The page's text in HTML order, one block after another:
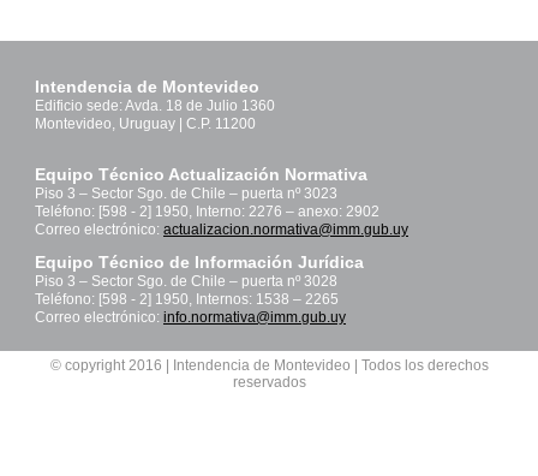
Intendencia de Montevideo
Edificio sede: Avda. 18 de Julio 1360
Montevideo, Uruguay | C.P. 11200
Equipo Técnico Actualización Normativa
Piso 3 – Sector Sgo. de Chile – puerta nº 3023
Teléfono: [598 - 2] 1950, Interno: 2276 – anexo: 2902
Correo electrónico: actualizacion.normativa@imm.gub.uy
Equipo Técnico de Información Jurídica
Piso 3 – Sector Sgo. de Chile – puerta nº 3028
Teléfono: [598 - 2] 1950, Internos: 1538 – 2265
Correo electrónico: info.normativa@imm.gub.uy
© copyright 2016 | Intendencia de Montevideo | Todos los derechos
reservados